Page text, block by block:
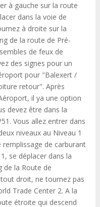
à gauche sur la route
dans la voie de
à droite sur la
de la route de Pré-
de feux de
des signes pour un
pour "Balexert /
retour". Après
il ya une option
devez être dans la
Vous allez entrer dans
niveaux au Niveau 1
de carburant
se déplacer dans la
de la Route de
droit, ne tournez pas
Trade Center 2. A la
étroite qui descend